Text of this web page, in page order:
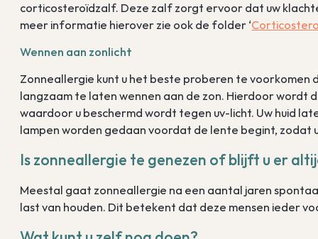
corticosteroïdzalf. Deze zalf zorgt ervoor dat uw
meer informatie hierover zie ook de folder ‘
Wennen aan zonlicht
Zonneallergie kunt u het beste proberen te
langzaam te laten wennen aan de zon. Hierdoor wordt
waardoor u beschermd wordt tegen uv-licht. Uw huid
lampen worden gedaan voordat de lente begint,
Is zonneallergie te genezen of blijft u er
Meestal gaat zonneallergie na een aantal jaren
last van houden. Dit betekent dat deze mensen ieder